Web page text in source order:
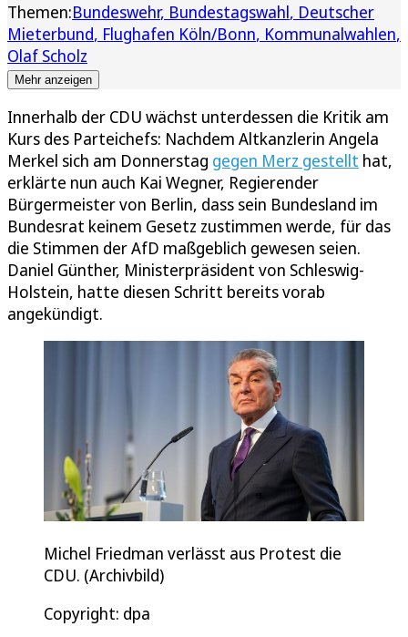
Themen:Bundeswehr Bundestagswahl Deutscher
Mieterbund Flughafen Köln/Bonn Kommunalwahlen
Olaf Scholz
Mehr anzeigen
Innerhalb der CDU wächst unterdessen die Kritik am
Kurs des Parteichefs: Nachdem Altkanzlerin Angela
Merkel sich am Donnerstag gegen Merz gestellt hat,
erklärte nun auch Kai Wegner, Regierender
Bürgermeister von Berlin, dass sein Bundesland im
Bundesrat keinem Gesetz zustimmen werde, für das
die Stimmen der AfD maßgeblich gewesen seien.
Daniel Günther, Ministerpräsident von Schleswig-
Holstein, hatte diesen Schritt bereits vorab
angekündigt.
Michel Friedman verlässt aus Protest die
CDU. (Archivbild)
Copyright: dpa